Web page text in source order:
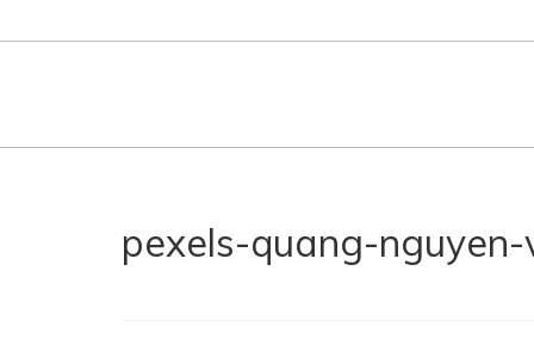
pexels-quang-